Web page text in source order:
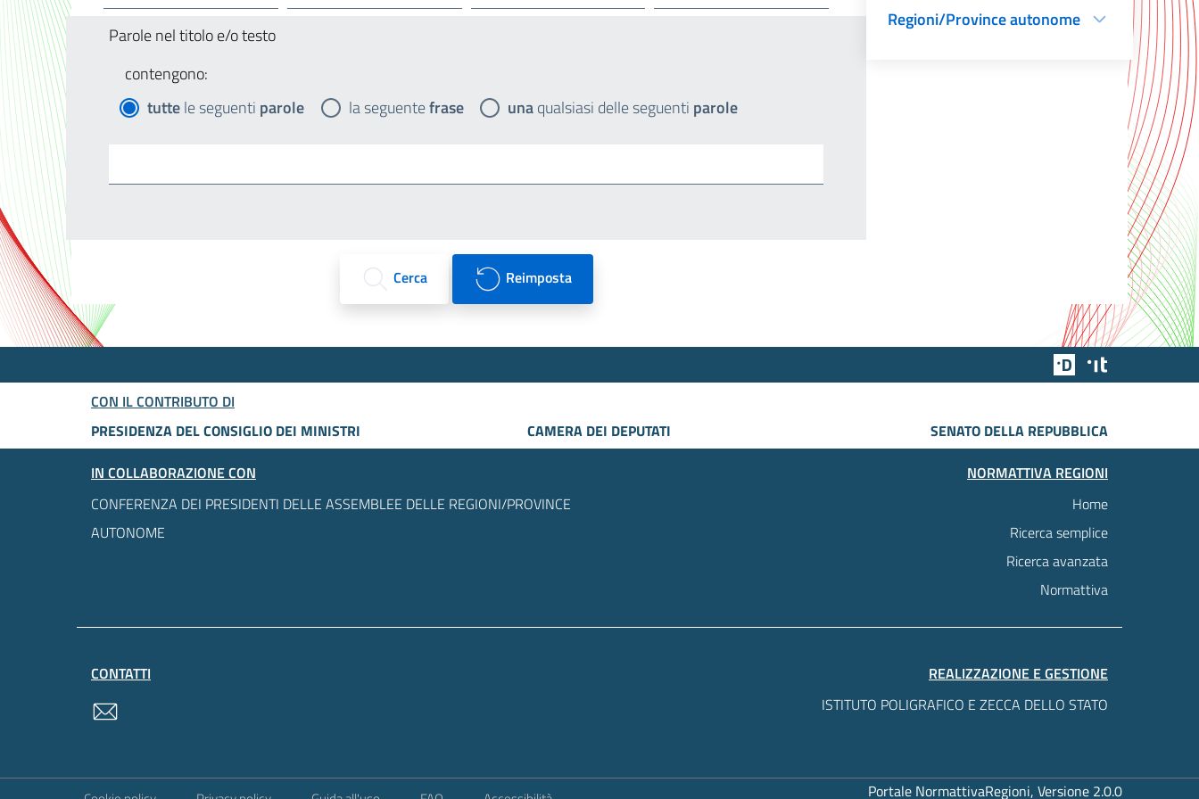
Parole nel titolo e/o testo
contengono:
tuttele seguenti parole la seguentefrase unaqualsiasi delle seguenti parole
Cerca Reimposta
Regioni/Province autonome
Team Digitale
CON IL CONTRIBUTO DI
PRESIDENZA DEL CONSIGLIO DEI MINISTRI
CAMERA DEI DEPUTATI
SENATO DELLA REPUBBLICA
IN COLLABORAZIONE CON
CONFERENZA DEI PRESIDENTI DELLE ASSEMBLEE DELLE REGIONI/PROVINCE
AUTONOME
NORMATTIVA REGIONI
Home
Ricerca semplice
Ricerca avanzata
Normattiva
CONTATTI
REALIZZAZIONE E GESTIONE
ISTITUTO POLIGRAFICO E ZECCA DELLO STATO
Portale NormattivaRegioni, Versione 2.0.0